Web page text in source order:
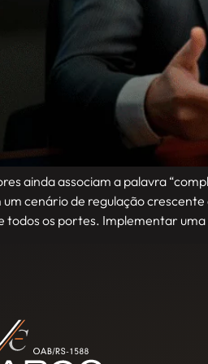
ainda associam a palavra
cenário de regulação
todos os portes. Implementar